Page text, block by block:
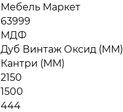
Мебель Маркет
63999
МДФ
Дуб Винтаж Оксид (ММ)
Кантри (ММ)
2150
1500
444